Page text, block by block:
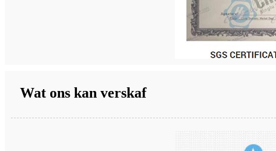
Wat ons kan verskaf